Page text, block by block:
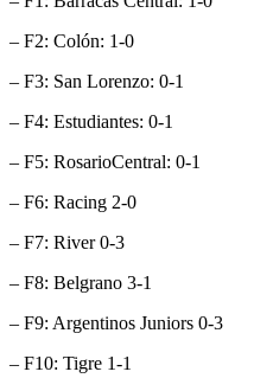
– F2: Colón: 1-0
– F3: San Lorenzo: 0-1
– F4: Estudiantes: 0-1
– F5: RosarioCentral: 0-1
– F6: Racing 2-0
– F7: River 0-3
– F8: Belgrano 3-1
– F9: Argentinos Juniors 0-3
– F10: Tigre 1-1